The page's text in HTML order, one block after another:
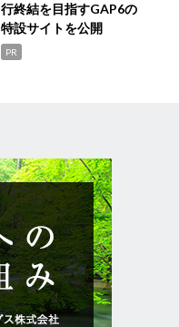
行終結を目指すGAP6の
特設サイトを公開
PR